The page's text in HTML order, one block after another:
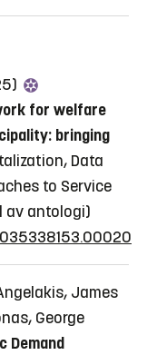
for welfare
bringing
Data
to Service
av antologi)
James
George
Demand